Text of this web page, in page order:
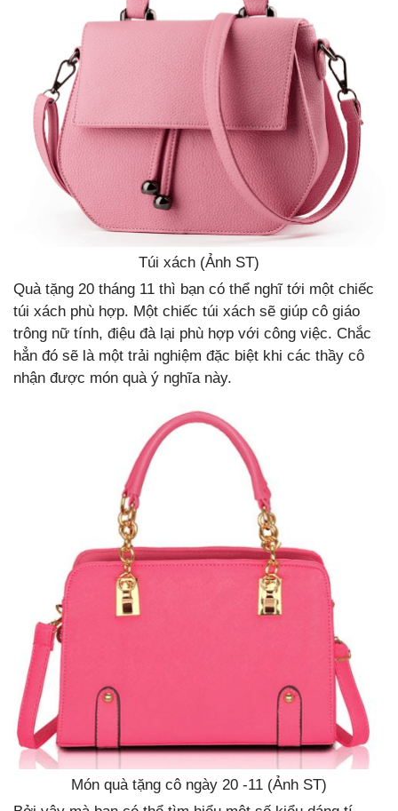
Túi xách (Ảnh ST)
Quà tặng 20 tháng 11 thì bạn có thể nghĩ tới một chiếc
túi xách phù hợp. Một chiếc túi xách sẽ giúp cô giáo
trông nữ tính, điệu đà lại phù hợp với công việc. Chắc
hẳn đó sẽ là một trải nghiệm đặc biệt khi các thầy cô
nhận được món quà ý nghĩa này.
Món quà tặng cô ngày 20 -11 (Ảnh ST)